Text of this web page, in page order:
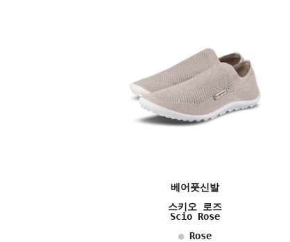
베어풋신발
스키오 로즈
Scio Rose
● Rose